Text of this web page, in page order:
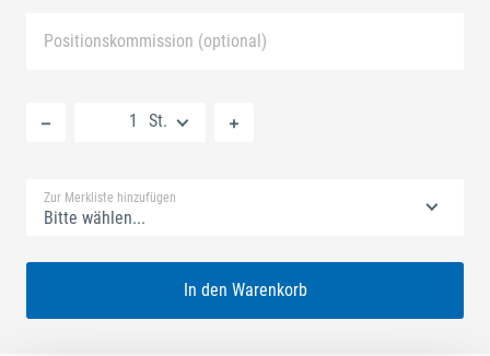
Positionskommission (optional)
St.
Zur Merkliste hinzufügen
Bitte wählen...
In den Warenkorb